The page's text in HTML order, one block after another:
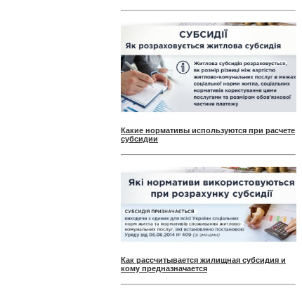
Какие нормативы используются при расчете
субсидии
Как рассчитывается жилищная субсидия и
кому предназначается